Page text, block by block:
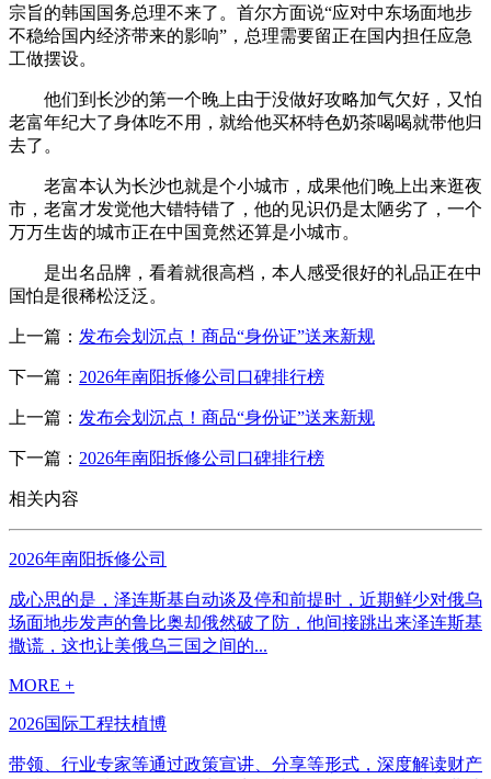
宗旨的韩国国务总理不来了。首尔方面说“应对中东场面地步
不稳给国内经济带来的影响”，总理需要留正在国内担任应急
工做摆设。
他们到长沙的第一个晚上由于没做好攻略加气欠好，又怕
老富年纪大了身体吃不用，就给他买杯特色奶茶喝喝就带他归
去了。
老富本认为长沙也就是个小城市，成果他们晚上出来逛夜
市，老富才发觉他大错特错了，他的见识仍是太陋劣了，一个
万万生齿的城市正在中国竟然还算是小城市。
是出名品牌，看着就很高档，本人感受很好的礼品正在中
国怕是很稀松泛泛。
上一篇： 发布会划沉点！商品“身份证”送来新规
下一篇： 2026年南阳拆修公司口碑排行榜
上一篇： 发布会划沉点！商品“身份证”送来新规
下一篇： 2026年南阳拆修公司口碑排行榜
相关内容
2026年南阳拆修公司
成心思的是，泽连斯基自动谈及停和前提时，近期鲜少对俄乌
场面地步发声的鲁比奥却俄然破了防，他间接跳出来泽连斯基
撒谎，这也让美俄乌三国之间的...
MORE +
2026国际工程扶植博
带领、行业专家等通过政策宣讲、分享等形式，深度解读财产